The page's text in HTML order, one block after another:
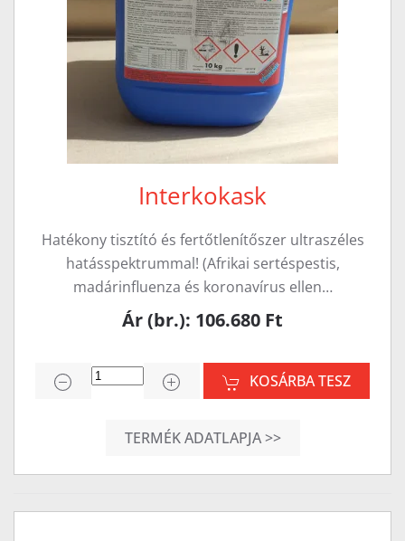
Interkokask
Hatékony tisztító és fertőtlenítőszer ultraszéles
hatásspektrummal! (Afrikai sertéspestis,
madárinfluenza és koronavírus ellen…
Ár (br.): 106.680 Ft
KOSÁRBA TESZ
TERMÉK ADATLAPJA >>